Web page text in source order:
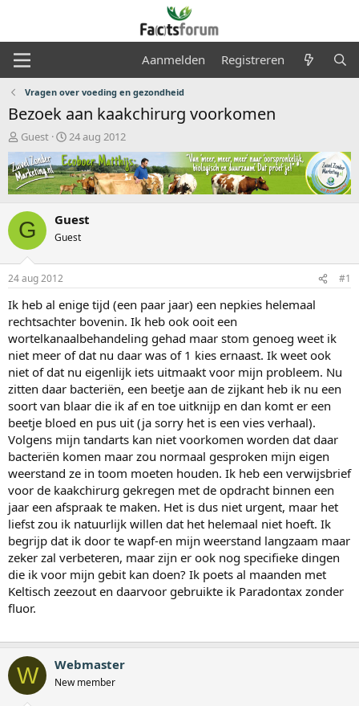
Aanmelden Registreren
Vragen over voeding en gezondheid
Bezoek aan kaakchirurg voorkomen
O
n
d
e
r
w
e
r
p
s
t
r
t
e
r
Guest
S
t
a
r
t
a
t
m
24 aug 2012
G Guest
Guest
24 aug 2012 #1
Ik heb al enige tijd (een paar jaar) een nepkies helemaal
rechtsachter bovenin. Ik heb ook ooit een
wortelkanaalbehandeling gehad maar stom genoeg weet ik
niet meer of dat nu daar was of 1 kies ernaast. Ik weet ook
niet of dat nu eigenlijk iets uitmaakt voor mijn probleem. Nu
zitten daar bacteriën, een beetje aan de zijkant heb ik nu een
soort van blaar die ik af en toe uitknijp en dan komt er een
beetje bloed en pus uit (ja sorry het is een vies verhaal).
Volgens mijn tandarts kan niet voorkomen worden dat daar
bacteriën komen maar zou normaal gesproken mijn eigen
weerstand ze in toom moeten houden. Ik heb een verwijsbrief
voor de kaakchirurg gekregen met de opdracht binnen een
jaar een afspraak te maken. Het is dus niet urgent, maar het
liefst zou ik natuurlijk willen dat het helemaal niet hoeft. Ik
begrijp dat ik door te wapf-en mijn weerstand langzaam maar
zeker zal verbeteren, maar zijn er ook nog specifieke dingen
die ik voor mijn gebit kan doen? Ik poets al maanden met
Keltisch zeezout en daarvoor gebruikte ik Paradontax zonder
fluor.
W Webmaster
New member